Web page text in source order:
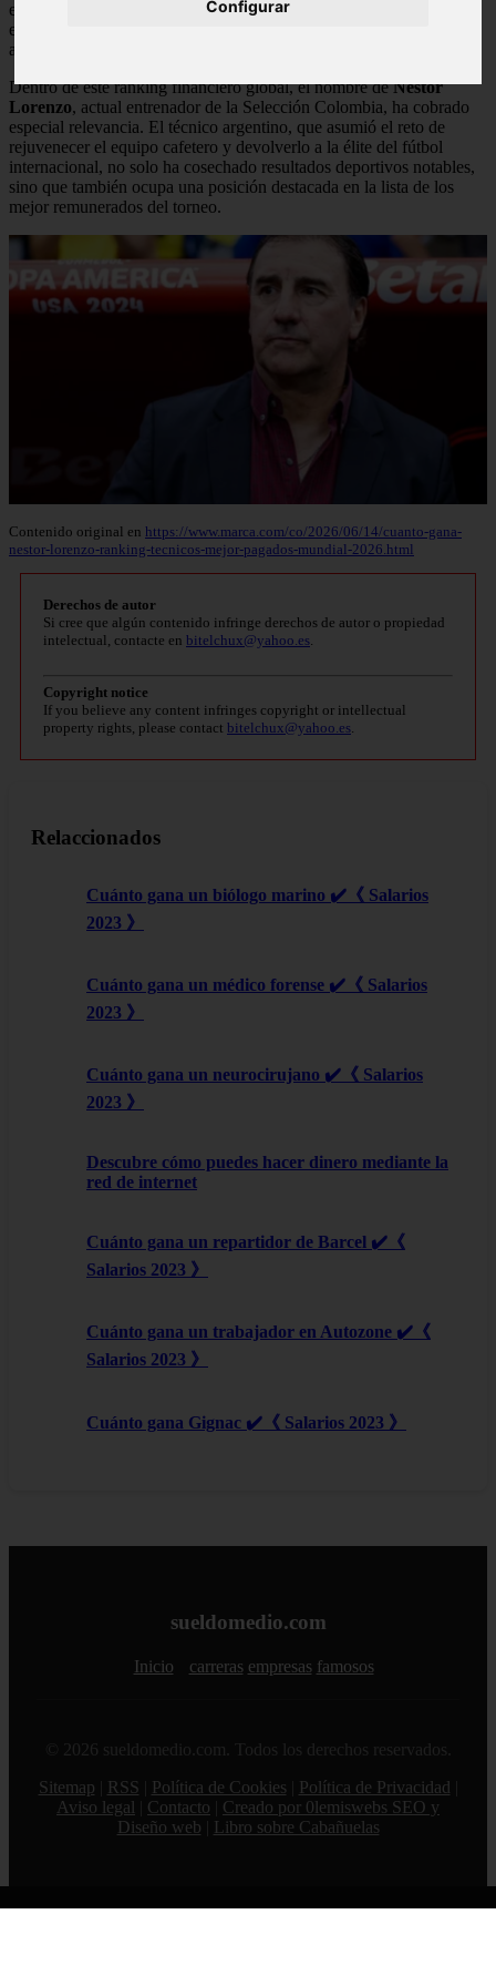
Configurar
el más reciente informe del portal especializado
el escalafón de ingresos de los estrategas revela diferencias
abismales entre las potencias tradicionales y el resto del mundo.
Dentro de este ranking financiero global, el nombre deNéstor
Lorenzo, actual entrenador de la Selección Colombia, ha cobrado
especial relevancia. El técnico argentino, que asumió el reto de
rejuvenecer el equipo cafetero y devolverlo a la élite del fútbol
internacional, no solo ha cosechado resultados deportivos notables,
sino que también ocupa una posición destacada en la lista de los
mejor remunerados del torneo.
Contenido original en https://www.marca.com/co/2026/06/14/cuanto-gana-
nestor-lorenzo-ranking-tecnicos-mejor-pagados-mundial-2026.html
Derechos de autor
Si cree que algún contenido infringe derechos de autor o propiedad
intelectual, contacte en bitelchux@yahoo.es.
Copyright notice
If you believe any content infringes copyright or intellectual
property rights, please contact bitelchux@yahoo.es.
Relaccionados
Cuánto gana un biólogo marino ✔️《 Salarios
2023 》
Cuánto gana un médico forense ✔️《 Salarios
2023 》
Cuánto gana un neurocirujano ✔️《 Salarios
2023 》
Descubre cómo puedes hacer dinero mediante la
red de internet
Cuánto gana un repartidor de Barcel ✔️《
Salarios 2023 》
Cuánto gana un trabajador en Autozone ✔️《
Salarios 2023 》
Cuánto gana Gignac ✔️《 Salarios 2023 》
sueldomedio.com
Inicio carreras empresas famosos
© 2026 sueldomedio.com. Todos los derechos reservados.
Sitemap
RSS Política de Cookies Política de Privacidad
Aviso legal
Contacto
Creado por 0lemiswebs SEO y
Diseño web
Libro sobre Cabañuelas